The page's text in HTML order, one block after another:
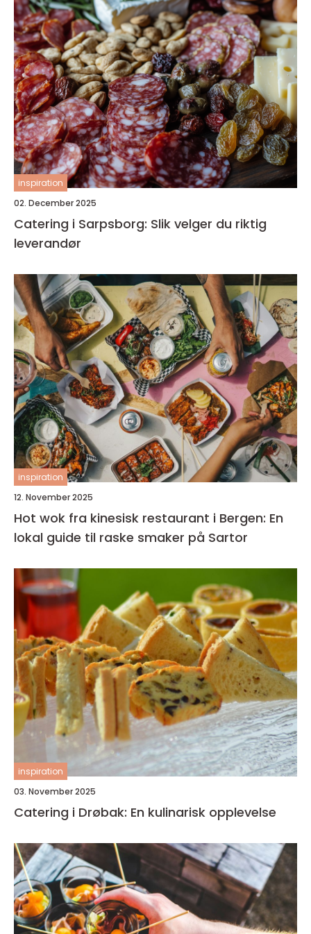
inspiration
02. December 2025
Catering i Sarpsborg: Slik velger du riktig
leverandør
inspiration
12. November 2025
Hot wok fra kinesisk restaurant i Bergen: En
lokal guide til raske smaker på Sartor
inspiration
03. November 2025
Catering i Drøbak: En kulinarisk opplevelse